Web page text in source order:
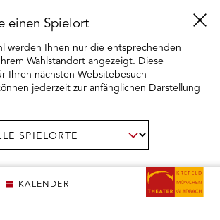
KALENDER
einen Spielort
werden Ihnen nur die entsprechenden
Wahlstandort angezeigt. Diese
Ihren nächsten Websitebesuch
jederzeit zur anfänglichen Darstellung
ÖFFNEN